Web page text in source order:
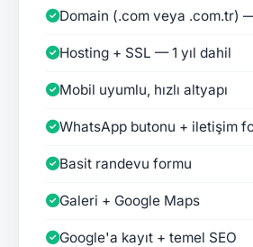
Domain (.com veya .com.tr)
Hosting + SSL — 1 yıl dahil
Mobil uyumlu, hızlı altyapı
WhatsApp butonu + iletişim
Basit randevu formu
Galeri + Google Maps
Google'a kayıt + temel SEO